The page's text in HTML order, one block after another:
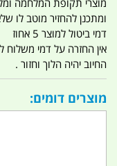
מוצרי תקופת המלחמה
ומתכנן להחזיר מוטב לו
דמי ביטול למוצר 5 אחוז
אין החזרה על דמי
החיוב יהיה הלוך וחזור .
מוצרים דומים: